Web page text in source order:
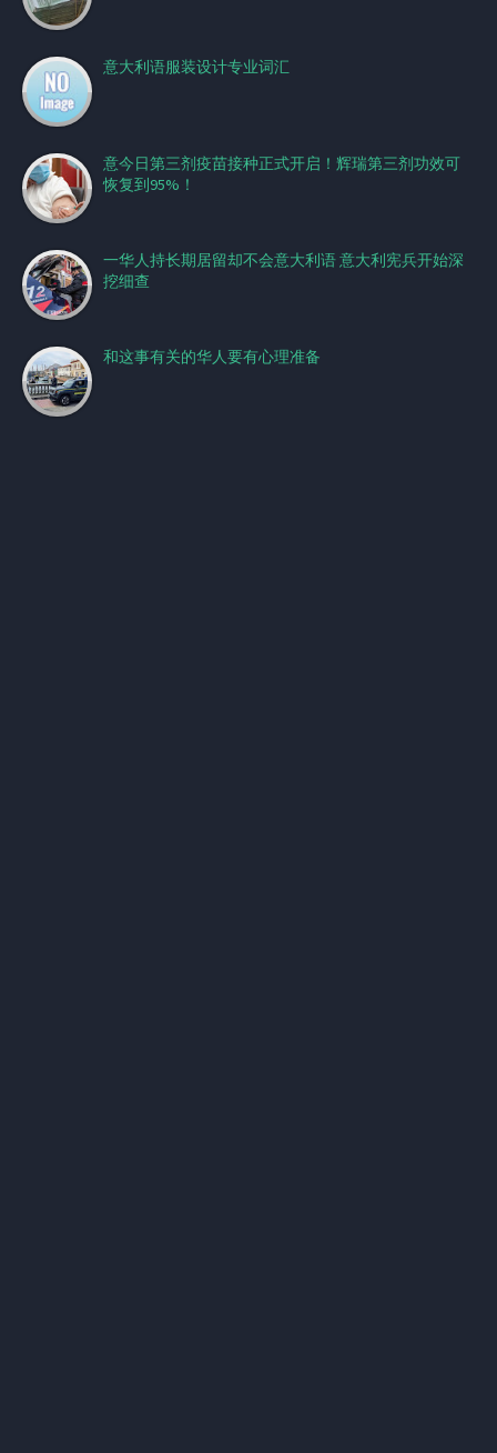
意大利语服装设计专业词汇
意今日第三剂疫苗接种正式开启！辉瑞第三剂功效可
恢复到95%！
一华人持长期居留却不会意大利语 意大利宪兵开始深
挖细查
和这事有关的华人要有心理准备